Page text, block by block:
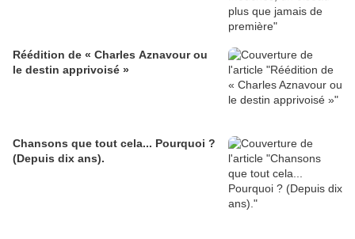
Réédition de « Charles Aznavour ou
le destin apprivoisé »
Chansons que tout cela... Pourquoi ?
(Depuis dix ans).